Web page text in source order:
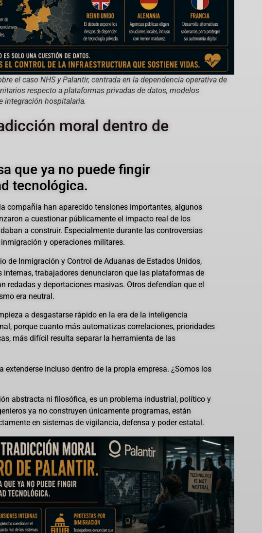
el caso NHS y Palantir, centrada en la dependencia operativa de
respecto a plataformas privadas de datos, modelos
integración hospitalaria.
moral dentro de
que ya no puede fingir
tecnológica.
compañía han aparecido tensiones importantes, algunos
a cuestionar públicamente el impacto real de los
a construir. Especialmente durante las controversias
y operaciones militares.
de Inmigración y Control de Aduanas de Estados Unidos,
internas, trabajadores denunciaron que las plataformas de
redadas y deportaciones masivas. Otros defendían que el
era neutral.
a desgastarse rápido en la era de la inteligencia
porque cuanto más automatizas correlaciones, prioridades
más difícil resulta separar la herramienta de las
extenderse incluso dentro de la propia empresa. ¿Somos los
abstracta ni filosófica, es un problema industrial, político y
ya no construyen únicamente programas, están
en sistemas de vigilancia, defensa y poder estatal.